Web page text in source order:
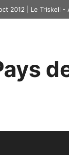
2012 | Le Triskell -